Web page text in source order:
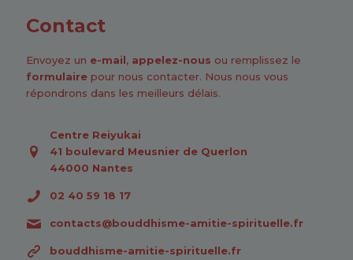
Contact
Envoyez un e-mail, appelez-nous ou remplissez le
formulaire pour nous contacter. Nous nous vous
répondrons dans les meilleurs délais.
Centre Reiyukai
41 boulevard Meusnier de Querlon
44000 Nantes
02 40 59 18 17
contacts@bouddhisme-amitie-spirituelle.fr
bouddhisme-amitie-spirituelle.fr